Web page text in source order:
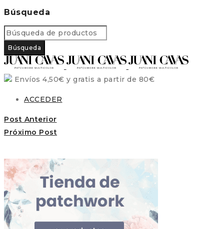
Búsqueda
Envíos 4,50€ y gratis a partir de 80€
ACCEDER
Post Anterior
Próximo Post